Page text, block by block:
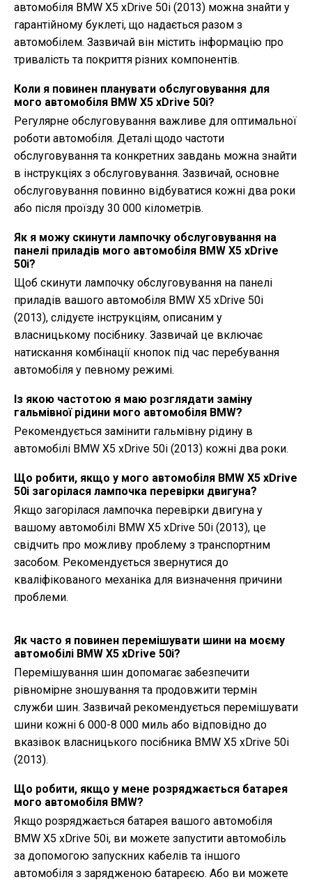
автомобіля BMW X5 xDrive 50i (2013) можна знайти у
гарантійному буклеті, що надається разом з
автомобілем. Зазвичай він містить інформацію про
тривалість та покриття різних компонентів.
Коли я повинен планувати обслуговування для
мого автомобіля BMW X5 xDrive 50i?
Регулярне обслуговування важливе для оптимальної
роботи автомобіля. Деталі щодо частоти
обслуговування та конкретних завдань можна знайти
в інструкціях з обслуговування. Зазвичай, основне
обслуговування повинно відбуватися кожні два роки
або після проїзду 30 000 кілометрів.
Як я можу скинути лампочку обслуговування на
панелі приладів мого автомобіля BMW X5 xDrive
50i?
Щоб скинути лампочку обслуговування на панелі
приладів вашого автомобіля BMW X5 xDrive 50i
(2013), слідуєте інструкціям, описаним у
власницькому посібнику. Зазвичай це включає
натискання комбінації кнопок під час перебування
автомобіля у певному режимі.
Із якою частотою я маю розглядати заміну
гальмівної рідини мого автомобіля BMW?
Рекомендується замінити гальмівну рідину в
автомобілі BMW X5 xDrive 50i (2013) кожні два роки.
Що робити, якщо у мого автомобіля BMW X5 xDrive
50i загорілася лампочка перевірки двигуна?
Якщо загорілася лампочка перевірки двигуна у
вашому автомобілі BMW X5 xDrive 50i (2013), це
свідчить про можливу проблему з транспортним
засобом. Рекомендується звернутися до
кваліфікованого механіка для визначення причини
проблеми.
Як часто я повинен перемішувати шини на моєму
автомобілі BMW X5 xDrive 50i?
Перемішування шин допомагає забезпечити
рівномірне зношування та продовжити термін
служби шин. Зазвичай рекомендується перемішувати
шини кожні 6 000-8 000 миль або відповідно до
вказівок власницького посібника BMW X5 xDrive 50i
(2013).
Що робити, якщо у мене розряджається батарея
мого автомобіля BMW?
Якщо розряджається батарея вашого автомобіля
BMW X5 xDrive 50i, ви можете запустити автомобіль
за допомогою запускних кабелів та іншого
автомобіля з зарядженою батареєю. Або ви можете